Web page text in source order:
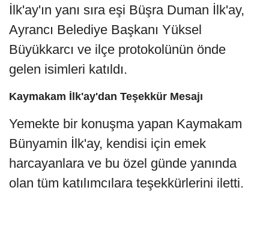
İlk'ay'ın yanı sıra eşi Büşra Duman İlk'ay,
Ayrancı Belediye Başkanı Yüksel
Büyükkarcı ve ilçe protokolünün önde
gelen isimleri katıldı.
Kaymakam İlk'ay'dan Teşekkür Mesajı
Yemekte bir konuşma yapan Kaymakam
Bünyamin İlk'ay, kendisi için emek
harcayanlara ve bu özel günde yanında
olan tüm katılımcılara teşekkürlerini iletti.